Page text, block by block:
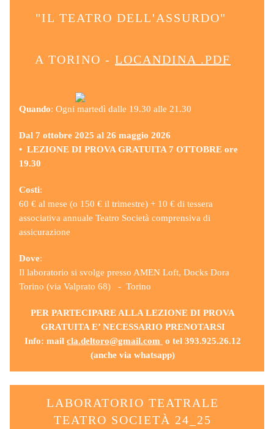
"IL TEATRO DELL'ASSURDO"
A TORINO - LOCANDINA .PDF
Quando: Ogni martedì dalle 19.30 alle 21.30
Dal 7 ottobre 2025 al 26 maggio 2026
• LEZIONE DI PROVA GRATUITA 7 OTTOBRE ore
19.30
Costi:
60 € al mese (o 150 € il trimestre) + 10 € di tessera
associativa annuale Teatro Società comprensiva di
assicurazione
Dove:
Il laboratorio si svolge presso AMEN Loft, Docks Dora
Torino (via Valprato 68) - Torino
PER PARTECIPARE ALLA LEZIONE DI PROVA
GRATUITA E’ NECESSARIO PRENOTARSI
Info: mail cla.deltoro@gmail.com o tel 393.925.26.12
(anche via whatsapp)
LABORATORIO TEATRALE
TEATRO SOCIETÀ 24_25